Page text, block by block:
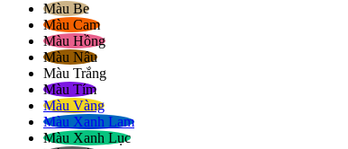
Màu Be
Màu Cam
Màu Hồng
Màu Nâu
Màu Trắng
Màu Tím
Màu Vàng
Màu Xanh Lam
Màu Xanh Lục